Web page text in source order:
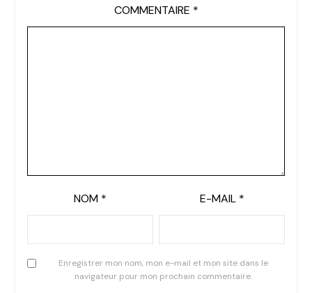
COMMENTAIRE *
NOM * E-MAIL *
Enregistrer mon nom, mon e-mail et mon site dans le
navigateur pour mon prochain commentaire.